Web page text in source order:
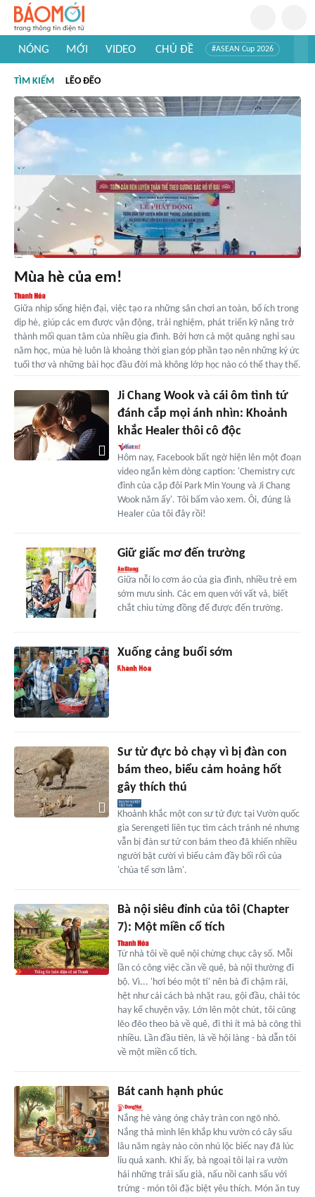
NÓNG MỚI VIDEO CHỦ ĐỀ #ASEAN Cup 2026
#Khám phá thế giới
TÌM KIẾM LẼO ĐẼO
Mùa hè của em!
Giữa nhịp sống hiện đại, việc tạo ra những sân chơi an toàn, bổ ích trong
dịp hè, giúp các em được vận động, trải nghiệm, phát triển kỹ năng trở
thành mối quan tâm của nhiều gia đình. Bởi hơn cả một quãng nghỉ sau
năm học, mùa hè luôn là khoảng thời gian góp phần tạo nên những ký ức
tuổi thơ và những bài học đầu đời mà không lớp học nào có thể thay thế.
Ji Chang Wook và cái ôm tình tứ
đánh cắp mọi ánh nhìn: Khoảnh
khắc Healer thôi cô độc
Hôm nay, Facebook bất ngờ hiện lên một đoạn
video ngắn kèm dòng caption: 'Chemistry cực
đỉnh của cặp đôi Park Min Young và Ji Chang
Wook năm ấy'. Tôi bấm vào xem. Ôi, đúng là
Healer của tôi đây rồi!
Giữ giấc mơ đến trường
Giữa nỗi lo cơm áo của gia đình, nhiều trẻ em
sớm mưu sinh. Các em quen với vất vả, biết
chắt chiu từng đồng để được đến trường.
Xuống cảng buổi sớm
Sư tử đực bỏ chạy vì bị đàn con
bám theo, biểu cảm hoảng hốt
gây thích thú
Khoảnh khắc một con sư tử đực tại Vườn quốc
gia Serengeti liên tục tìm cách tránh né nhưng
vẫn bị đàn sư tử con bám theo đã khiến nhiều
người bật cười vì biểu cảm đầy bối rối của
'chúa tể sơn lâm'.
Bà nội siêu đỉnh của tôi (Chapter
7): Một miền cổ tích
Từ nhà tôi về quê nội chừng chục cây số. Mỗi
lần có công việc cần về quê, bà nội thường đi
bộ. Vì... 'hơi béo một tí' nên bà đi chậm rãi,
hệt như cái cách bà nhặt rau, gội đầu, chải tóc
hay kể chuyện vậy. Lớn lên một chút, tôi cũng
lẽo đẽo theo bà về quê, đi thì ít mà bà cõng thì
nhiều. Lần đầu tiên, là về hội làng - bà dẫn tôi
về một miền cổ tích.
Bát canh hạnh phúc
Nắng hè vàng óng chảy tràn con ngõ nhỏ.
Nắng thả mình lên khắp khu vườn có cây sấu
lâu năm ngày nào còn nhú lộc biếc nay đã lúc
lỉu quả xanh. Khi ấy, bà ngoại tôi lại ra vườn
hái những trái sấu già, nấu nồi canh sấu với
trứng - món tôi đặc biệt yêu thích. Món ăn tuy